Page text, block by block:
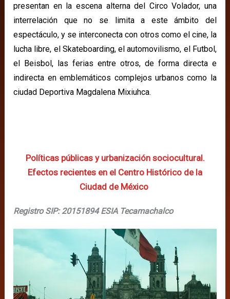
presentan en la escena alterna del Circo Volador, una
interrelación que no se limita a este ámbito del
espectáculo, y se interconecta con otros como el cine, la
lucha libre, el Skateboarding, el automovilismo, el Futbol,
el Beisbol, las ferias entre otros, de forma directa e
indirecta en emblemáticos complejos urbanos como la
ciudad Deportiva Magdalena Mixiuhca.
Políticas públicas y urbanización sociocultural.
Efectos recientes en el Centro Histórico de la
Ciudad de México
Registro SIP: 20151894 ESIA Tecamachalco